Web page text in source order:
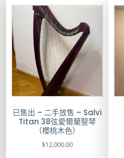
已售出 – 二手放售 – Salvi
Titan 38弦愛爾蘭豎琴
（櫻桃木色）
$12,000.00